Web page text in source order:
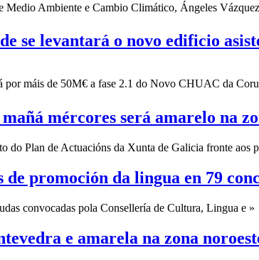
Medio Ambiente e Cambio Climático, Ángeles
se levantará o novo edificio
por máis de 50M€ a fase 2.1 do Novo CHUAC da
mércores será amarelo na
do Plan de Actuacións da Xunta de Galicia fronte aos
de promoción da lingua en 79
convocadas pola Consellería de Cultura, Lingua e »
e amarela na zona